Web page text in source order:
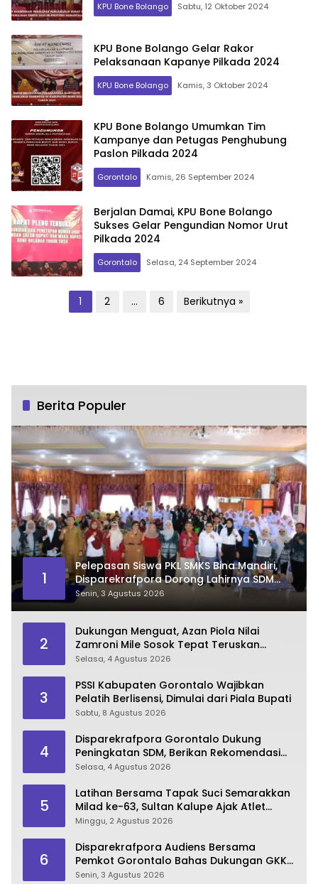
KPU Bone Bolango Sabtu, 12 Oktober 2024
KPU Bone Bolango Gelar Rakor
Pelaksanaan Kapanye Pilkada 2024
KPU Bone Bolango Kamis, 3 Oktober 2024
KPU Bone Bolango Umumkan Tim
Kampanye dan Petugas Penghubung
Paslon Pilkada 2024
Gorontalo Kamis, 26 September 2024
Berjalan Damai, KPU Bone Bolango
Sukses Gelar Pengundian Nomor Urut
Pilkada 2024
Gorontalo Selasa, 24 September 2024
1 2 … 6 Berikutnya »
Berita Populer
1
Pelepasan Siswa PKL SMKS Bina Mandiri,
Disparekrafpora Dorong Lahirnya SDM
Pariwisata Unggul
Senin, 3 Agustus 2026
2
Dukungan Menguat, Azan Piola Nilai
Zamroni Mile Sosok Tepat Teruskan
Pembangunan Bone Bolango
Selasa, 4 Agustus 2026
3
PSSI Kabupaten Gorontalo Wajibkan
Pelatih Berlisensi, Dimulai dari Piala Bupati
Sabtu, 8 Agustus 2026
4
Disparekrafpora Gorontalo Dukung
Peningkatan SDM, Berikan Rekomendasi
Studi S3 bagi Pegawai
Selasa, 4 Agustus 2026
5
Latihan Bersama Tapak Suci Semarakkan
Milad ke-63, Sultan Kalupe Ajak Atlet
Lestarikan Budaya Bela Diri
Minggu, 2 Agustus 2026
6
Disparekrafpora Audiens Bersama
Pemkot Gorontalo Bahas Dukungan GKK
2026
Senin, 3 Agustus 2026